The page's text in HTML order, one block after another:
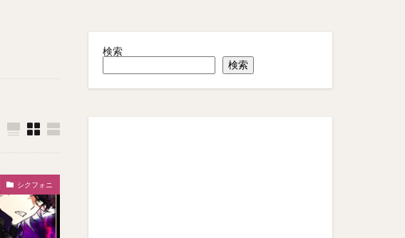
シクフォニ
検索
検索